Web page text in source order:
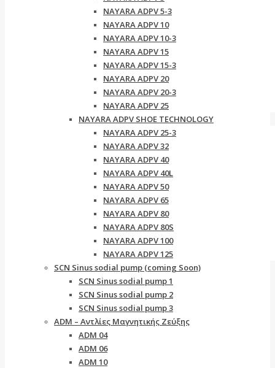
NAYARA ADPV 5-3
NAYARA ADPV 10
NAYARA ADPV 10-3
NAYARA ADPV 15
NAYARA ADPV 15-3
NAYARA ADPV 20
NAYARA ADPV 20-3
NAYARA ADPV 25
NAYARA ADPV SHOE TECHNOLOGY
NAYARA ADPV 25-3
NAYARA ADPV 32
NAYARA ADPV 40
NAYARA ADPV 40L
NAYARA ADPV 50
NAYARA ADPV 65
NAYARA ADPV 80
NAYARA ADPV 80S
NAYARA ADPV 100
NAYARA ADPV 125
SCN Sinus sodial pump (coming Soon)
SCN Sinus sodial pump 1
SCN Sinus sodial pump 2
SCN Sinus sodial pump 3
ADM – Αντλίες Μαγνητικής Ζεύξης
ADM 04
ADM 06
ADM 10